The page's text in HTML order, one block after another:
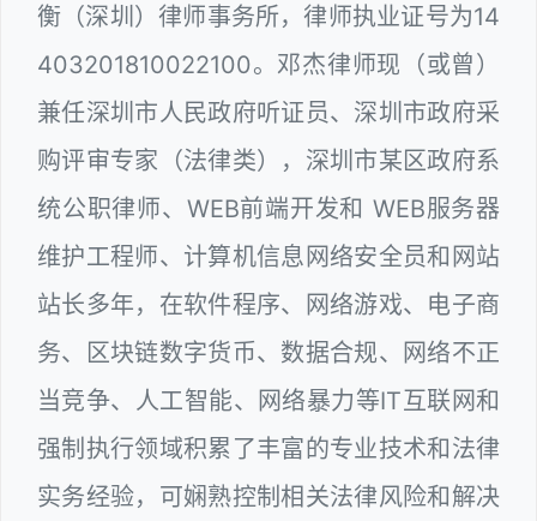
衡（深圳）律师事务所，律师执业证号为14
403201810022100。邓杰律师现（或曾）
兼任深圳市人民政府听证员、深圳市政府采
购评审专家（法律类），深圳市某区政府系
统公职律师、WEB前端开发和 WEB服务器
维护工程师、计算机信息网络安全员和网站
站长多年，在软件程序、网络游戏、电子商
务、区块链数字货币、数据合规、网络不正
当竞争、人工智能、网络暴力等IT互联网和
强制执行领域积累了丰富的专业技术和法律
实务经验，可娴熟控制相关法律风险和解决